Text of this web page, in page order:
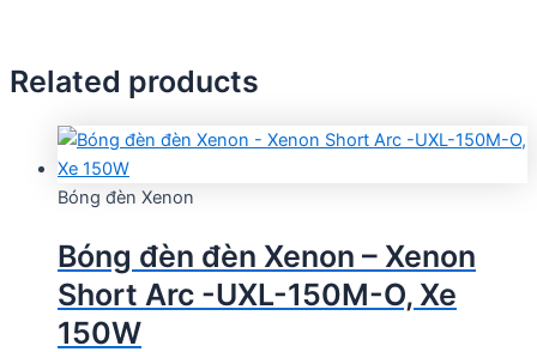
Related products
Bóng đèn Xenon
Bóng đèn đèn Xenon – Xenon
Short Arc -UXL-150M-O, Xe
150W